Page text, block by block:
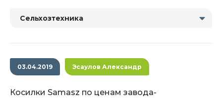
Сельхозтехника
03.04.2019 Эсаулов Александр
Косилки Samasz по ценам завода-